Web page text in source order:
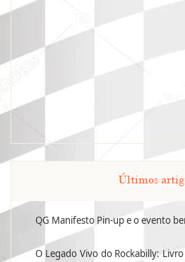
Últimos
QG Manifesto Pin-up e o evento
O Legado Vivo do Rockabilly: